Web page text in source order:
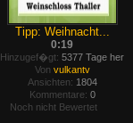
Tipp: Weihnacht...
0:19
Hinzugef�gt: 5377 Tage her
Von vulkantv
Ansichten: 1804
Kommentare: 0
Noch nicht Bewertet